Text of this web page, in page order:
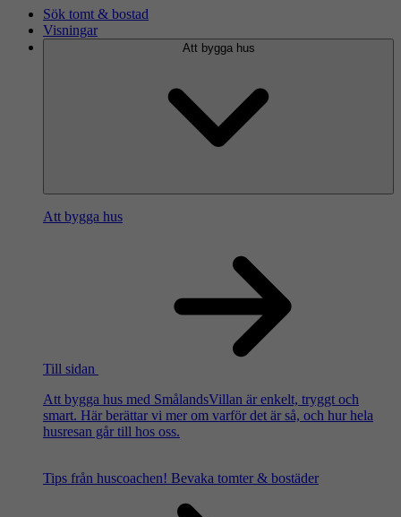
Sök tomt & bostad
Visningar
Att bygga hus
Att bygga hus
Till sidan
Att bygga hus med SmålandsVillan är enkelt, tryggt och
smart. Här berättar vi mer om varför det är så, och hur hela
husresan går till hos oss.
Tips från huscoachen! Bevaka tomter & bostäder